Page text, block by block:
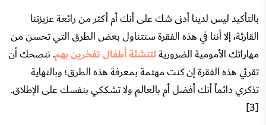
بالتأكيد ليس لدينا أدنى شك على أنك أم أكثر من رائعة عزيزتنا
القارئة، إلا أننا في هذه الفقرة سنتناول بعض الطرق التي تحسن من
مهاراتك الأمومية الضروريةلتنشئة أطفال تفخرين بهم. ننصحك أن
تقرئي هذه الفقرة إن كنت مهتمة بمعرفة هذه الطرق؛ وبالنهاية
تذكري دائماً أنك أفضل أم بالعالم ولا تشككي بنفسك على الإطلاق.
[3]